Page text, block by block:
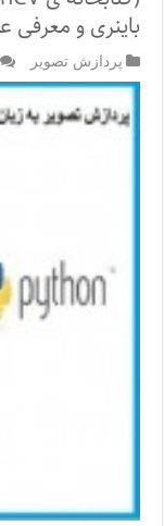
باینری و معرفی
پردازش تصویر